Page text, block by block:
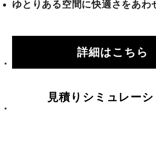
ゆとりある空間に快適さをあわ
詳細はこちら
見積りシミュレー